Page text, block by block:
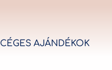
CÉGES AJÁNDÉKOK